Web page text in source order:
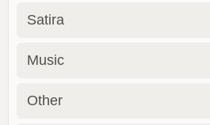
Satira
Music
Other